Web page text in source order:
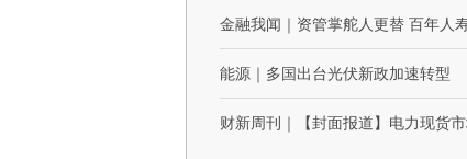
金融我闻 ｜ 资管掌舵人更替 百年人
能源 ｜ 多国出台光伏新政加速转型
财新周刊 ｜ 【封面报道】电力现货